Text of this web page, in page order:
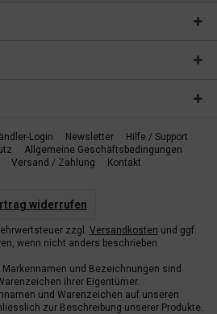
Login Newsletter
Hilfe / Support
Allgemeine Geschäftsbedingungen
Versand / Zahlung Kontakt
widerrufen
zzgl. Versandkosten und ggf.
wenn nicht anders beschrieben
und Bezeichnungen sind
ihrer Eigentümer.
und Warenzeichen auf unseren
zur Beschreibung unserer Produkte.